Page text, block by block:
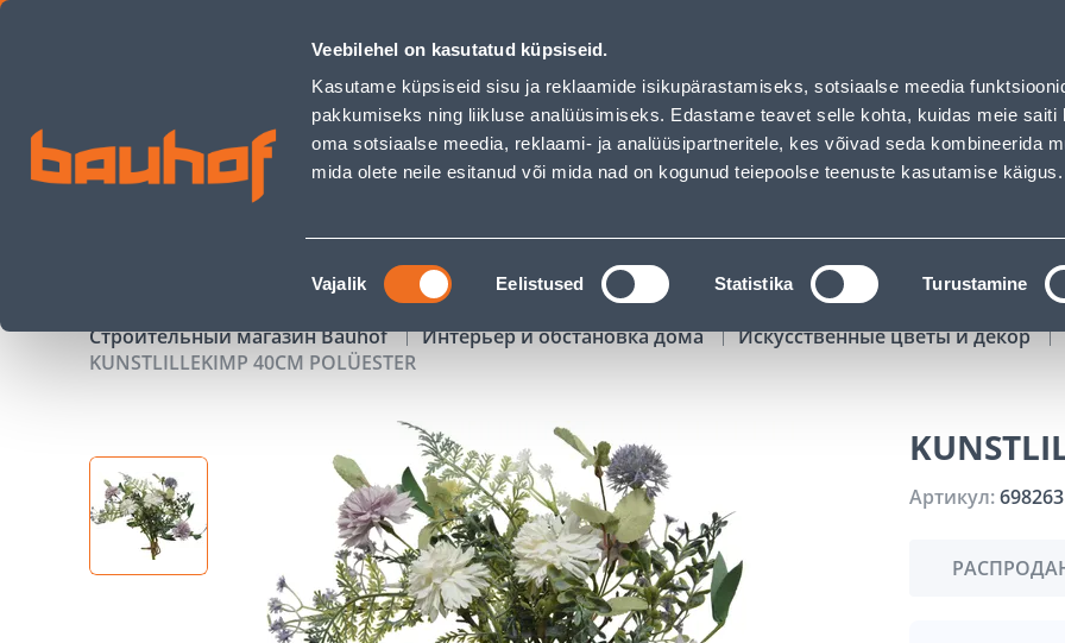
Veebilehel on kasutatud küpsiseid.
Kasutame küpsiseid sisu ja reklaamide isikupärastamiseks, sotsiaalse meedia
pakkumiseks ning liikluse analüüsimiseks. Edastame teavet selle kohta, kuidas meie saiti
oma sotsiaalse meedia, reklaami- ja analüüsipartneritele, kes võivad seda kombineerida
mida olete neile esitanud või mida nad on kogunud teiepoolse teenuste kasutamise käigus.
Nõusoleku
valik
Vajalik Eelistused Statistika Turustamine
KUNSTLILLEKIMP 40CM POLÜESTER - Bauhof has loaded
Обслуживание бизнес-клиентов Обслуживание частных клиентов Услуги Предложения о
ПОИСК
АКЦИИ КАТАЛОГИ АРЕНДА ИНСТРУМЕНТОВ
Строительный магазин Bauhof Интерьер и обстановка дома Искусственные цветы и декор
KUNSTLILLEKIMP 40CM POLÜESTER
Артикул:698263